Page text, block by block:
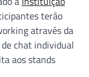
terão
através da
chat individual
aos stands